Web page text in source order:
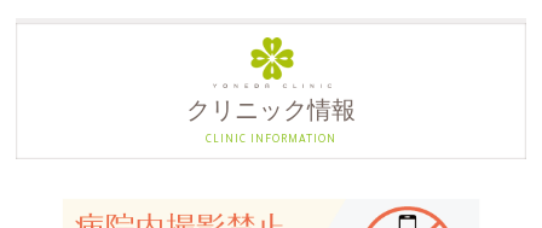
クリニック情報
CLINIC INFORMATION